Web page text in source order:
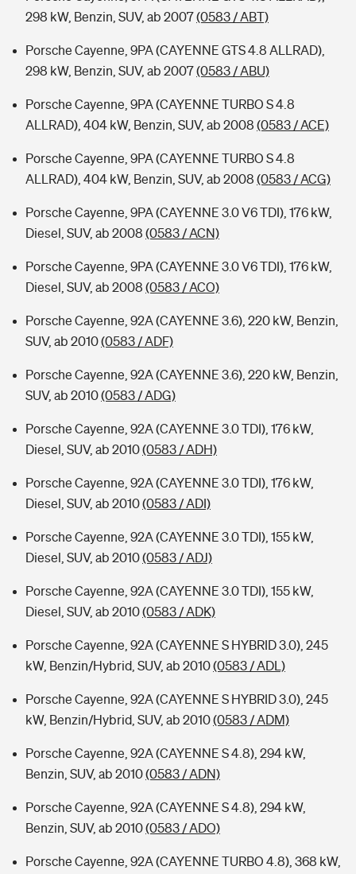
298 kW, Benzin, SUV, ab 2007(0583 / ABT)
Porsche Cayenne, 9PA (CAYENNE GTS 4.8 ALLRAD),
298 kW, Benzin, SUV, ab 2007(0583 / ABU)
Porsche Cayenne, 9PA (CAYENNE TURBO S 4.8
ALLRAD), 404 kW, Benzin, SUV, ab 2008 (0583 / ACE)
Porsche Cayenne, 9PA (CAYENNE TURBO S 4.8
ALLRAD), 404 kW, Benzin, SUV, ab 2008 (0583 / ACG)
Porsche Cayenne, 9PA (CAYENNE 3.0 V6 TDI), 176 kW,
Diesel, SUV, ab 2008 (0583 / ACN)
Porsche Cayenne, 9PA (CAYENNE 3.0 V6 TDI), 176 kW,
Diesel, SUV, ab 2008 (0583 / ACO)
Porsche Cayenne, 92A (CAYENNE 3.6), 220 kW, Benzin,
SUV, ab 2010(0583 / ADF)
Porsche Cayenne, 92A (CAYENNE 3.6), 220 kW, Benzin,
SUV, ab 2010(0583 / ADG)
Porsche Cayenne, 92A (CAYENNE 3.0 TDI), 176 kW,
Diesel, SUV, ab 2010(0583 / ADH)
Porsche Cayenne, 92A (CAYENNE 3.0 TDI), 176 kW,
Diesel, SUV, ab 2010(0583 / ADI)
Porsche Cayenne, 92A (CAYENNE 3.0 TDI), 155 kW,
Diesel, SUV, ab 2010(0583 / ADJ)
Porsche Cayenne, 92A (CAYENNE 3.0 TDI), 155 kW,
Diesel, SUV, ab 2010(0583 / ADK)
Porsche Cayenne, 92A (CAYENNE S HYBRID 3.0), 245
kW, Benzin/Hybrid, SUV, ab 2010(0583 / ADL)
Porsche Cayenne, 92A (CAYENNE S HYBRID 3.0), 245
kW, Benzin/Hybrid, SUV, ab 2010(0583 / ADM)
Porsche Cayenne, 92A (CAYENNE S 4.8), 294 kW,
Benzin, SUV, ab 2010(0583 / ADN)
Porsche Cayenne, 92A (CAYENNE S 4.8), 294 kW,
Benzin, SUV, ab 2010(0583 / ADO)
Porsche Cayenne, 92A (CAYENNE TURBO 4.8), 368 kW,